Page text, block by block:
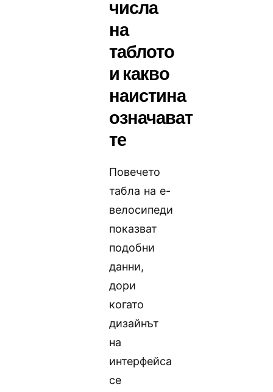
числа
на
таблото
и какво
наистина
означават
те
Повечето
табла на е-
велосипеди
показват
подобни
данни,
дори
когато
дизайнът
на
интерфейса
се